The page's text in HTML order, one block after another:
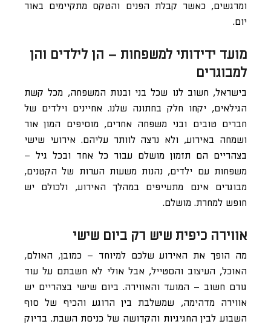
ומרגשים, כאשר קבלת הפנים והטקס מתקיימים באור
יום.
מועד ידידותי למשפחות – הן לילדים והן
למבוגרים
בישראל, חשוב לנו שכל בני ובנות המשפחה, מכל קשת
הגילאים, יקחו חלק בחתונה שלנו. אחיינים וילדים של
חברים טובים ובני משפחה אחרים, מוסיפים המון אור
ושמחה באירוע, ולא נרצה לוותר עליהם. אירועי שישי
בצהריים הם תזמון מושלם עבור כל אחד ובכל גיל –
משפחות עם ילדים, נהנות משעות הערות של הקטנים,
מבוגרים אינם מתעייפים במהלך האירוע, ולכולם יש
חופש למחרת. מושלם.
אווירה כיפית שיש רק ביום שישי
מה הופך את האירוע שלכם למיוחד – כמובן, האולם,
האוכל, העיצוב והסטייל, אבל אולי לא חשבתם על עוד
גורם חשוב – המועד והאווירה. ביום שישי בצהריים יש
אווירה מדהימה, שמשלבת בין הרוגע והכיף של סוף
השבוע לבין החגיגיות והקדושה של כניסת השבת. בדיוק